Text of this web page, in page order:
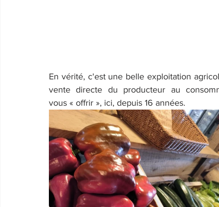
En vérité, c'est une belle exploitation
vente directe du producteur au
vous « offrir », ici, depuis 16 années.